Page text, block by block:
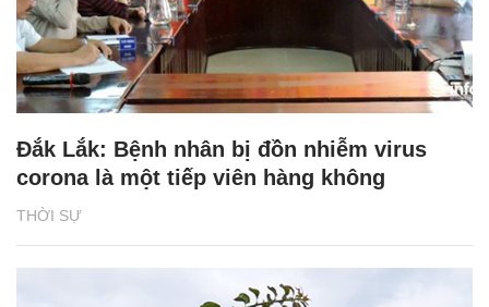
THỜI SỰ
Đắk Lắk: Bệnh nhân bị đồn nhiễm virus
corona là một tiếp viên hàng không